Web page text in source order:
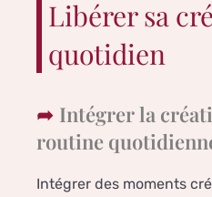
Libérer sa
quotidien
Intégrer la
routine
Intégrer des moments